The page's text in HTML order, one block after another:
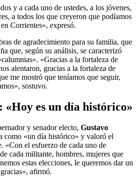
y a cada uno de ustedes, a los jóvenes,
a todos los que creyeron que podíamos
Corrientes», expresó.
de agradecimiento para su familia, que
que, según su análisis, se caracterizó
«Gracias a la fortaleza de
alentaron, gracias a la fortaleza de
me mostró que teníamos que seguir,
sostuvo.
«Hoy es un día histórico»
y senador electo, Gustavo
como «un día histórico» y valoró el
«Con el esfuerzo de cada uno de
cada militante, hombres, mujeres que
estas elecciones, le queremos dar un
afirmó.